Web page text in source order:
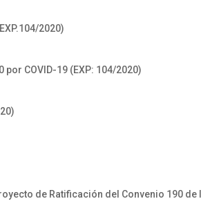
2020)
COVID-19 (EXP: 104/2020)
de Ratificación del Convenio 190 de